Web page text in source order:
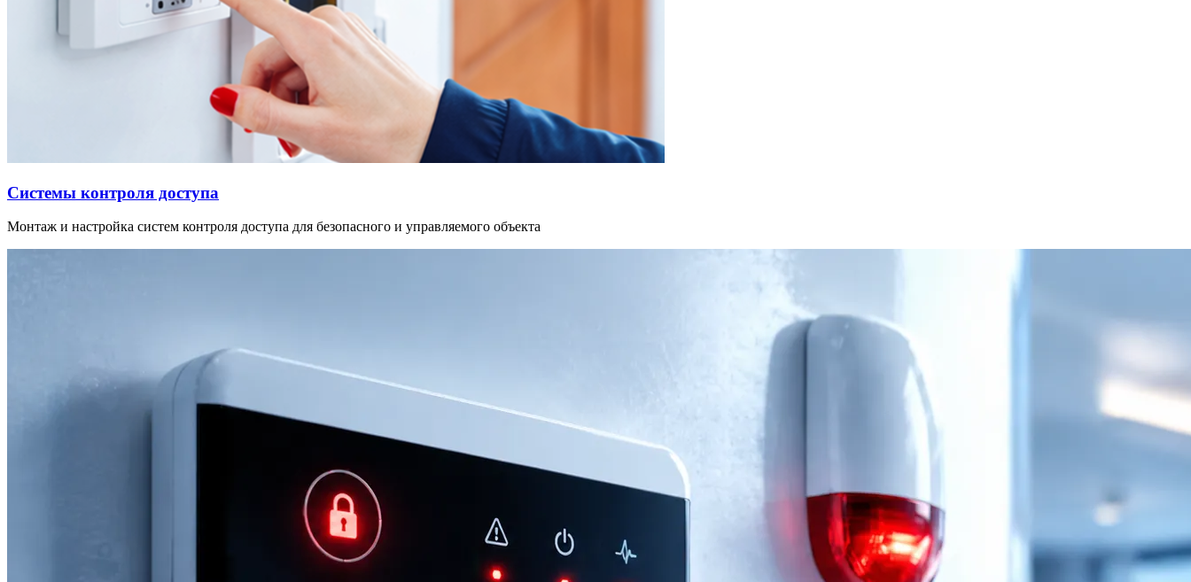
Системы контроля доступа
Монтаж и настройка систем контроля доступа для безопасного и управляемого объекта